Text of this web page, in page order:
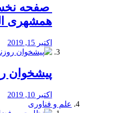
صفحه
همشهری
اکتبر 15, 2019
پیشخوان
اکتبر 10, 2019
علم و فناوری